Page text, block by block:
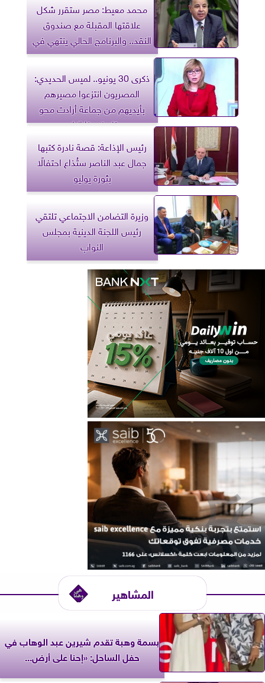
محمد معيط: مصر ستقرر شكل
علاقتها المقبلة مع صندوق
النقد.. والبرنامج الحالي ينتهي في
ديسمبر
ذكرى 30 يونيو.. لميس الحديدي:
المصريون انتزعوا مصيرهم
بأيديهم من جماعة أرادت محو
تاريخ هذا البلد
رئيس الإذاعة: قصة نادرة كتبها
جمال عبد الناصر ستُذاع احتفالًا
بثورة يوليو
وزيرة التضامن الاجتماعي تلتقي
رئيس اللجنة الدينية بمجلس
النواب
المشاهير
بسمة وهبة تقدم شيرين عبد الوهاب في
حفل الساحل: «إحنا على أرض...